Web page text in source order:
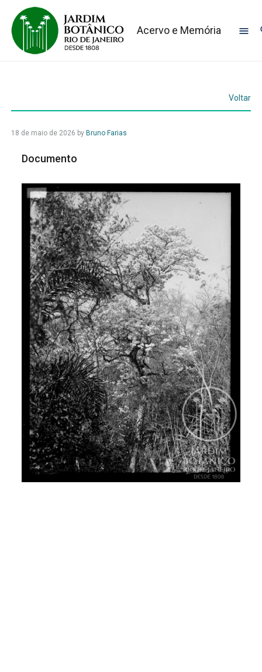
Acervo e Memória
Voltar
18 de maio de 2026 by Bruno Farias
Documento